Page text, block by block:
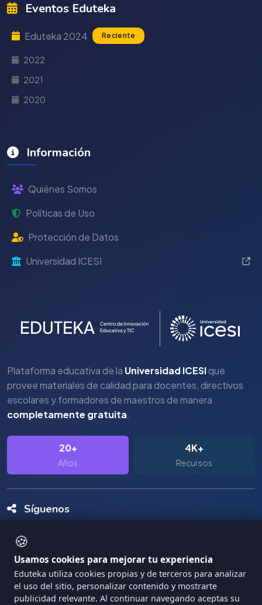
🍪
Usamos cookies para mejorar tu experiencia
Eduteka utiliza cookies propias y de terceros para analizar
el uso del sitio, personalizar contenido y mostrarte
publicidad relevante. Al continuar navegando aceptas su
Eventos Eduteka
Eduteka 2024 Reciente
2022
2021
2020
Información
Quiénes Somos
Políticas de Uso
Protección de Datos
Universidad ICESI
Plataforma educativa de la Universidad ICESIque
provee materiales de calidad para docentes, directivos
escolares y formadores de maestros de manera
completamente gratuita.
20+
Años
4K+
Recursos
Síguenos
Copyright Eduteka 2001-2026 - Universidad ICESI